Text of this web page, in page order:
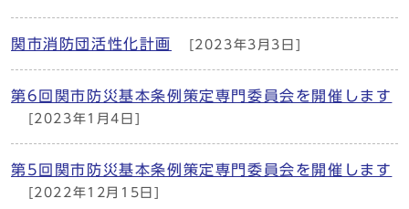
関市消防団活性化計画 [2023年3月3日]
第6回関市防災基本条例策定専門委員会を開催します
[2023年1月4日]
第5回関市防災基本条例策定専門委員会を開催します
[2022年12月15日]